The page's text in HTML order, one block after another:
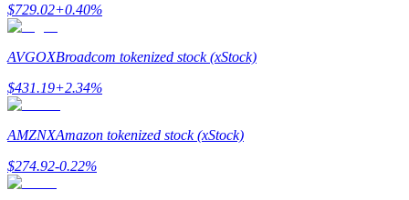
Handelsstrategieën
Leer hoe u winstgevend kunt blijven
$729.02+0.40%
AVGOXBroadcom tokenized stock (xStock)
$431.19+2.34%
AMZNXAmazon tokenized stock (xStock)
$274.92-0.22%